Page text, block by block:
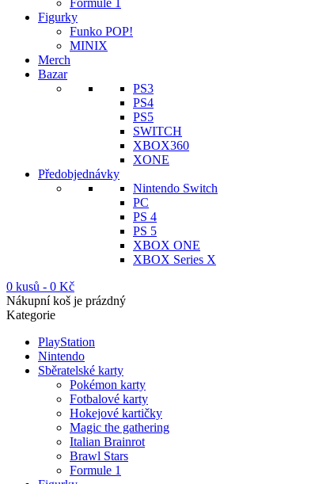
Formule 1
Figurky
Funko POP!
MINIX
Merch
Bazar
PS3
PS4
PS5
SWITCH
XBOX360
XONE
Předobjednávky
Nintendo Switch
PC
PS 4
PS 5
XBOX ONE
XBOX Series X
0 kusů - 0 Kč
Nákupní koš je prázdný
Kategorie
PlayStation
Nintendo
Sběratelské karty
Pokémon karty
Fotbalové karty
Hokejové kartičky
Magic the gathering
Italian Brainrot
Brawl Stars
Formule 1